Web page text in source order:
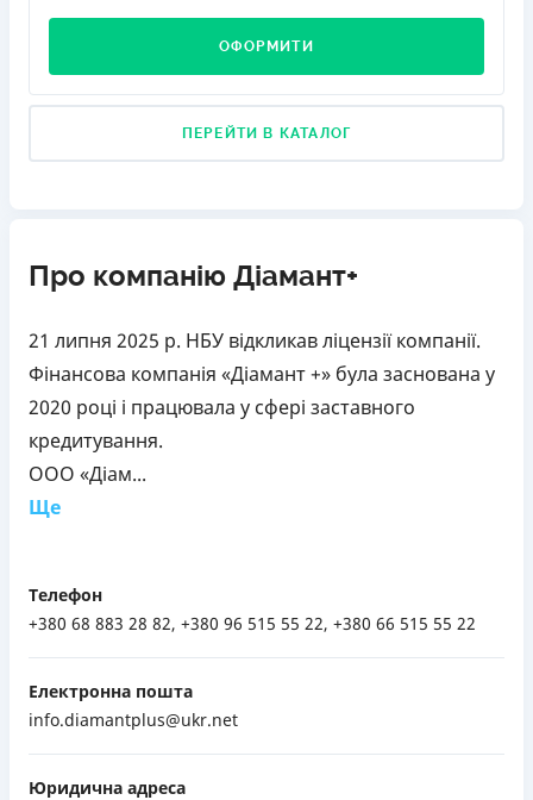
ОФОРМИТИ
ПЕРЕЙТИ В КАТАЛОГ
Про компанію Діамант+
21 липня 2025 р. НБУ відкликав ліцензії компанії.
Фінансова компанія «Діамант +» була заснована у
2020 році і працювала у сфері заставного
кредитування.
ООО «Діам...
Ще
Телефон
+380 68 883 28 82, +380 96 515 55 22, +380 66 515 55 22
Електронна пошта
info.diamantplus@ukr.net
Юридична адреса